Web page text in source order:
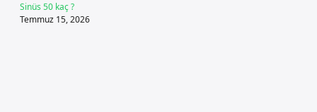
Sinüs 50 kaç ?
Temmuz 15, 2026